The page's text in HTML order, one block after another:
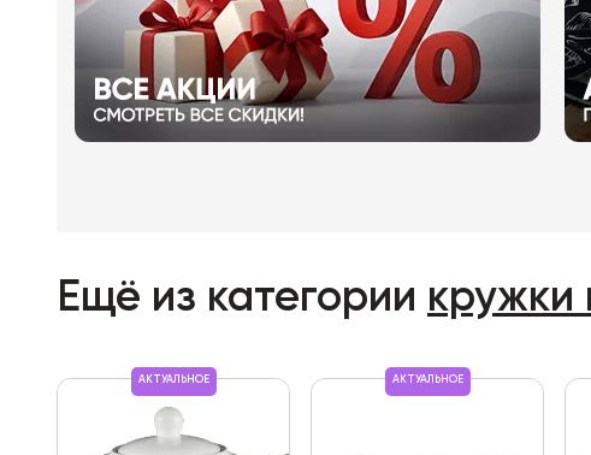
Ещё из категории кружки
АКТУАЛЬНОЕ АКТУАЛЬНОЕ